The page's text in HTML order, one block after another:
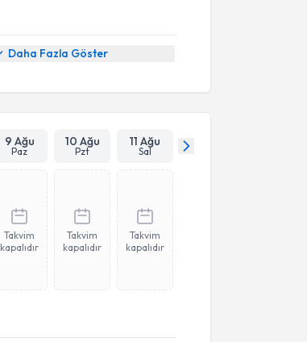
Daha Fazla Göster
9 Ağu
Paz
10 Ağu
Pzt
11 Ağu
Sal
Takvim
kapalıdır
Takvim
kapalıdır
Takvim
kapalıdır